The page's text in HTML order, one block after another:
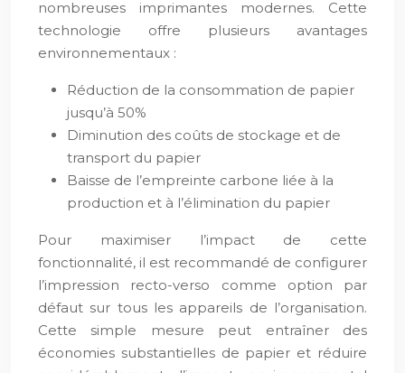
nombreuses imprimantes modernes. Cette
technologie offre plusieurs avantages
environnementaux :
Réduction de la consommation de papier
jusqu’à 50%
Diminution des coûts de stockage et de
transport du papier
Baisse de l’empreinte carbone liée à la
production et à l’élimination du papier
Pour maximiser l’impact de cette
fonctionnalité, il est recommandé de configurer
l’impression recto-verso comme option par
défaut sur tous les appareils de l’organisation.
Cette simple mesure peut entraîner des
économies substantielles de papier et réduire